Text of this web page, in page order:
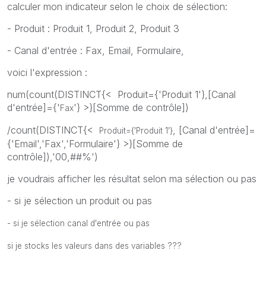
calculer mon indicateur selon le choix de sélection:
- Produit : Produit 1, Produit 2, Produit 3
- Canal d'entrée : Fax, Email, Formulaire,
voici l'expression :
num(count(DISTINCT{< Produit={'Produit 1'},[Canal
d'entrée]={'Fax'} >}[Somme de contrôle])
/count(DISTINCT{<
Produit={'Produit 1'}
, [Canal d'entrée]=
{'Email','Fax','Formulaire'} >}[Somme de
contrôle]),'00,##%')
je voudrais afficher les résultat selon ma sélection ou pas
- si je sélection un produit ou pas
- si je sélection canal d'entrée ou pas
si je stocks les valeurs dans des variables ???